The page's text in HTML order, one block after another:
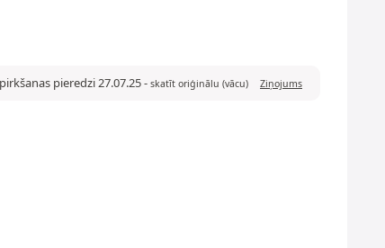
pieredzi 27.07.25- skatīt oriģinālu (vācu) Ziņojums